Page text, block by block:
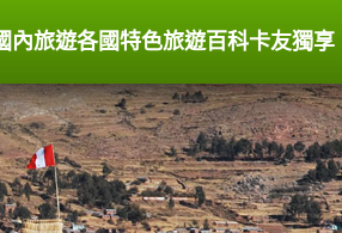
內旅遊各國特色旅遊百科卡友獨享